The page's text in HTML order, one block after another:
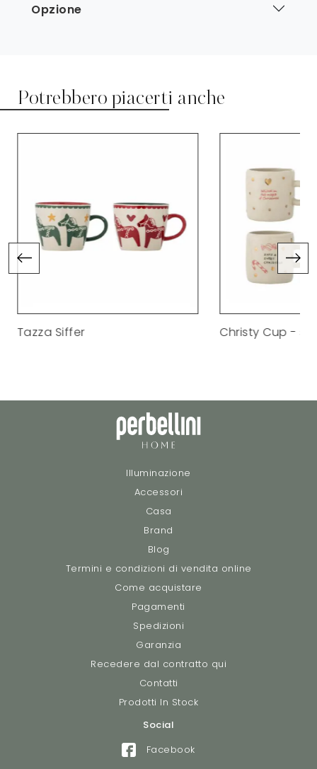
Opzione
Potrebbero piacerti anche
Tazza Siffer Christy Cup -
Illuminazione
Accessori
Casa
Brand
Blog
Termini e condizioni di vendita online
Come acquistare
Pagamenti
Spedizioni
Garanzia
Recedere dal contratto qui
Contatti
Prodotti In Stock
Social
Facebook